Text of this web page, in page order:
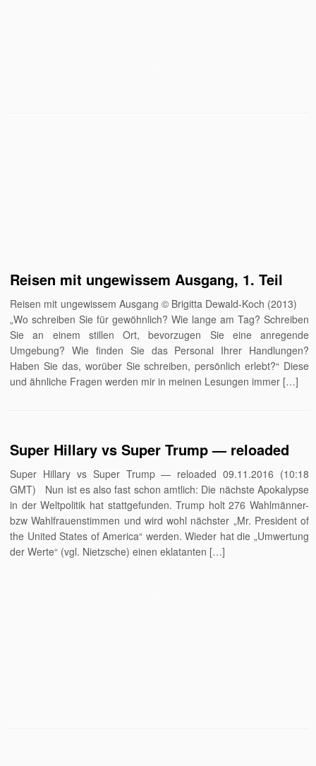
Reisen mit ungewissem Ausgang, 1. Teil
Reisen mit ungewissem Ausgang © Brigitta Dewald-Koch (2013)
„Wo schreiben Sie für gewöhnlich? Wie lange am Tag? Schreiben
Sie an einem stillen Ort, bevorzugen Sie eine anregende
Umgebung? Wie finden Sie das Personal Ihrer Handlungen?
Haben Sie das, worüber Sie schreiben, persönlich erlebt?“ Diese
und ähnliche Fragen werden mir in meinen Lesungen immer […]
Super Hillary vs Super Trump — reloaded
Super Hillary vs Super Trump — reloaded 09.11.2016 (10:18
GMT) Nun ist es also fast schon amtlich: Die nächste Apokalypse
in der Weltpolitik hat stattgefunden. Trump holt 276 Wahlmänner-
bzw Wahlfrauenstimmen und wird wohl nächster „Mr. President of
the United States of America“ werden. Wieder hat die „Umwertung
der Werte“ (vgl. Nietzsche) einen eklatanten […]